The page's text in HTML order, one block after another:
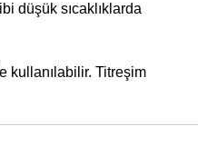
düşük sıcaklıklarda
kullanılabilir. Titreşim